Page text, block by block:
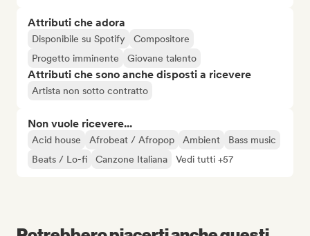
Attributi che adora
Disponibile su Spotify
Compositore
Progetto imminente
Giovane talento
Attributi che sono anche disposti a ricevere
Artista non sotto contratto
Non vuole ricevere...
Acid house Afrobeat / Afropop Ambient
Bass music
Beats / Lo-fi
Canzone Italiana Vedi tutti +57